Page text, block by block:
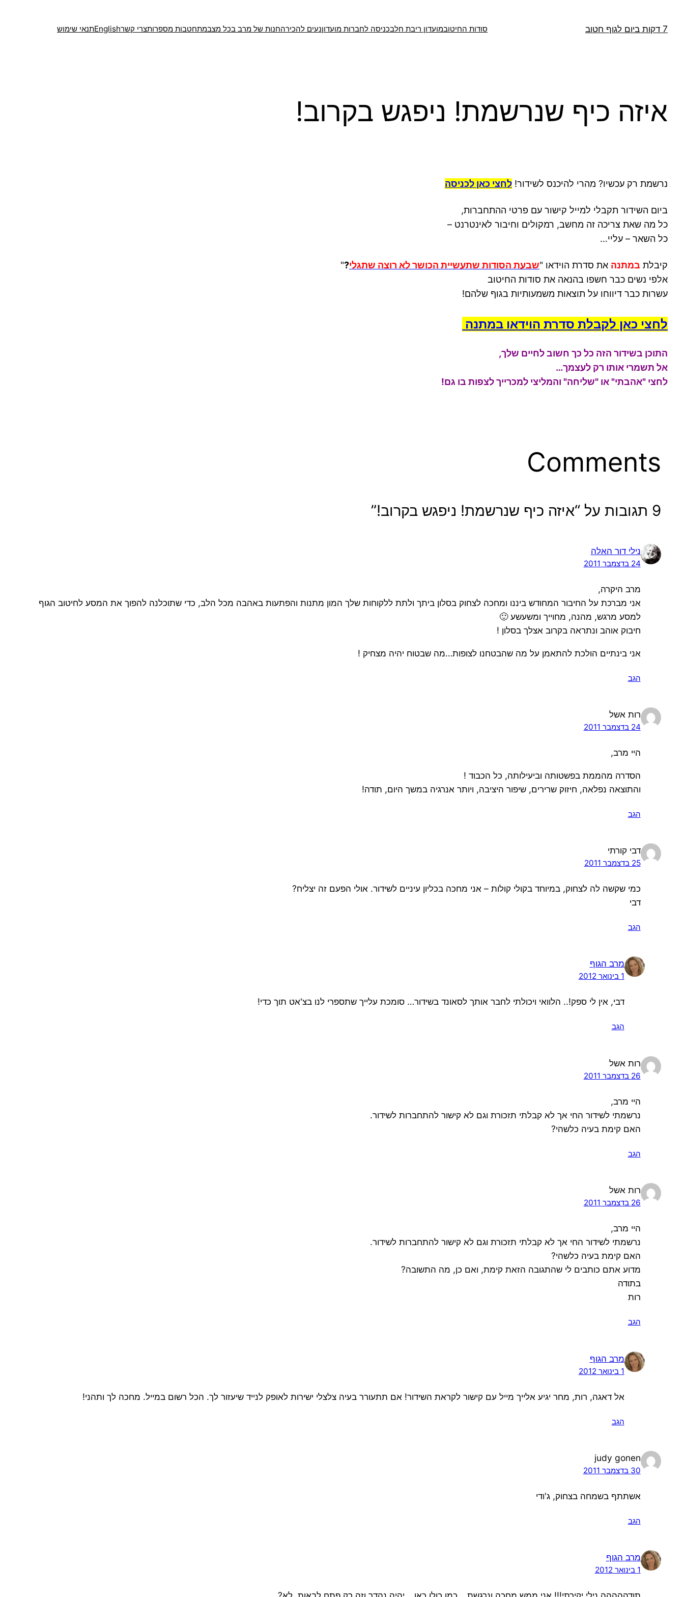
7 דקות ביום לגוף חטוב
סודות החיטובמועדון ריבת חלבכניסה לחברות מועדוןנעים להכירהחנות של מרב בכל מצבמתחטבות מספרותצרי קשרEnglishתנאי שימוש
איזה כיף שנרשמת! ניפגש בקרוב!
נרשמת רק עכשיו? מהרי להיכנס לשידור! לחצי כאן לכניסה
ביום השידור תקבלי למייל קישור עם פרטי ההתחברות,
כל מה שאת צריכה זה מחשב, רמקולים וחיבור לאינטרנט –
כל השאר – עליי…
קיבלת במתנה את סדרת הוידאו "שבעת הסודות שתעשיית הכושר לא רוצה שתגלי?
"
אלפי נשים כבר חשפו בהנאה את סודות החיטוב
עשרות כבר דיווחו על תוצאות משמעותיות בגוף שלהם!
לחצי כאן לקבלת סדרת הוידאו במתנה
התוכן בשידור הזה כל כך חשוב לחיים שלך,
אל תשמרי אותו רק לעצמך…
לחצי "אהבתי" או "שליחה" והמליצי למכרייך לצפות בו גם!
Comments
9 תגובות על “איזה כיף שנרשמת! ניפגש בקרוב!”
נילי דור האלה
24 בדצמבר 2011
מרב היקרה,
אני מברכת על החיבור המחודש ביננו ומחכה לצחוק בסלון ביתך ולתת ללקוחות שלך המון מתנות והפתעות באהבה מכל הלב, כדי שתוכלנה להפוך את המסע לחיטוב הגוף
למסע מרגש, מהנה, מחוייך ומשעשע 🙂
חיבוק אוהב ונתראה בקרוב אצלך בסלון !
אני בינתיים הולכת להתאמן על מה שהבטחנו לצופות…מה שבטוח יהיה מצחיק !
הגב
רות אשל
24 בדצמבר 2011
היי מרב,
הסדרה מהממת בפשטותה וביעילותה, כל הכבוד !
והתוצאה נפלאה, חיזוק שרירים, שיפור היציבה, ויותר אנרגיה במשך היום, תודה!
הגב
דבי קורתי
25 בדצמבר 2011
כמי שקשה לה לצחוק, במיוחד בקולי קולות – אני מחכה בכליון עיניים לשידור. אולי הפעם זה יצליח?
דבי
הגב
מרב הגוף
1 בינואר 2012
דבי, אין לי ספק!.. הלוואי ויכולתי לחבר אותך לסאונד בשידור… סומכת עלייך שתספרי לנו בצ'אט תוך כדי!
הגב
רות אשל
26 בדצמבר 2011
היי מרב,
נרשמתי לשידור החי אך לא קבלתי תזכורת וגם לא קישור להתחברות לשידור.
האם קימת בעיה כלשהי?
הגב
רות אשל
26 בדצמבר 2011
היי מרב,
נרשמתי לשידור החי אך לא קבלתי תזכורת וגם לא קישור להתחברות לשידור.
האם קימת בעיה כלשהי?
מדוע אתם כותבים לי שהתגובה הזאת קימת, ואם כן, מה התשובה?
בתודה
רות
הגב
מרב הגוף
1 בינואר 2012
אל דאגה, רות, מחר יגיע אלייך מייל עם קישור לקראת השידור! אם תתעורר בעיה צלצלי ישירות לאופק לנייד שיעזור לך. הכל רשום במייל. מחכה לך ותהני!
הגב
judy gonen
30 בדצמבר 2011
אשתתף בשמחה בצחוק, ג'ודי
הגב
מרב הגוף
1 בינואר 2012